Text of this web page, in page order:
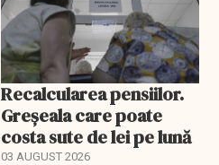
Recalcularea pensiilor.
Greșeala care poate
costa sute de lei pe lună
03 AUGUST 2026